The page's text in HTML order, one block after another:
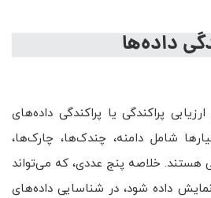
داده‌ها
پراکندگی یا پراکندگی داده‌های
شامل دامنه، چندک‌ها، چارک‌ها،
هستند. خلاصه پنج عددی، که می‌تواند
داده شود، در شناسایی داده‌های